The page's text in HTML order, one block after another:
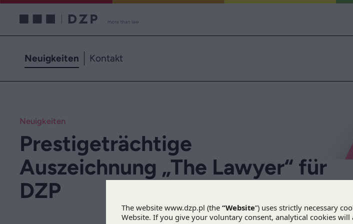
Neuigkeiten Kontakt
Neuigkeiten
Prestigeträchtige
Auszeichnung „The Lawyer“ für
DZP